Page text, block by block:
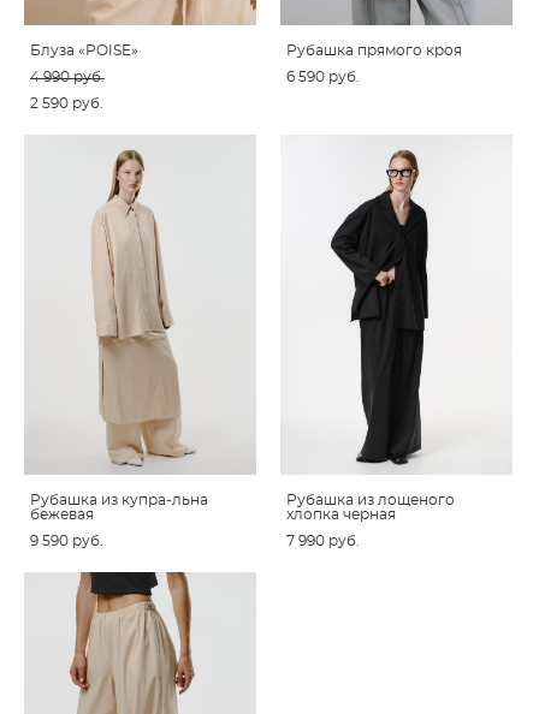
Блуза «POISE»
4 990 pуб.
2 590 pуб.
Рубашка прямого кроя
6 590 pуб.
Рубашка из купра-льна
бежевая
9 590 pуб.
Рубашка из лощеного
хлопка черная
7 990 pуб.